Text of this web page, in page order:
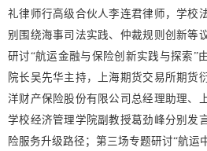
礼律师行高级合伙人李连君律师，学校
别围绕海事司法实践、仲裁规则创新等
研讨“航运金融与保险创新实践与探索”
院长吴先华主持，上海期货交易所期货
洋财产保险股份有限公司总经理助理、
学校经济管理学院副教授葛劲峰分别发
险服务升级路径；第三场专题研讨“航运